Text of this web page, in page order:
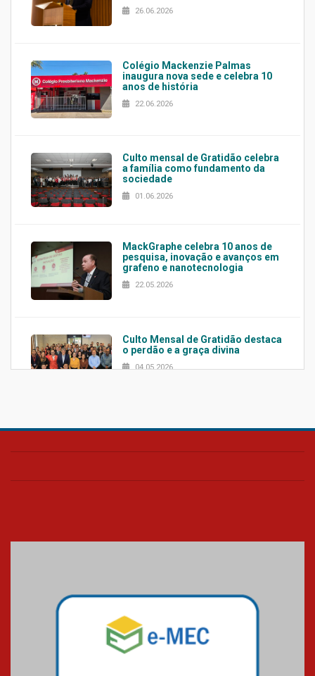
26.06.2026
Colégio Mackenzie Palmas
inaugura nova sede e celebra 10
anos de história
22.06.2026
Culto mensal de Gratidão celebra
a família como fundamento da
sociedade
01.06.2026
MackGraphe celebra 10 anos de
pesquisa, inovação e avanços em
grafeno e nanotecnologia
22.05.2026
Culto Mensal de Gratidão destaca
o perdão e a graça divina
04.05.2026
Confira como foi o culto mensal
Mackenzie mobiliza campanha
solidária para apoiar famílias em
Minas Gerais